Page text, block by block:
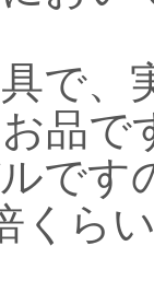
で、
品で
です
くら